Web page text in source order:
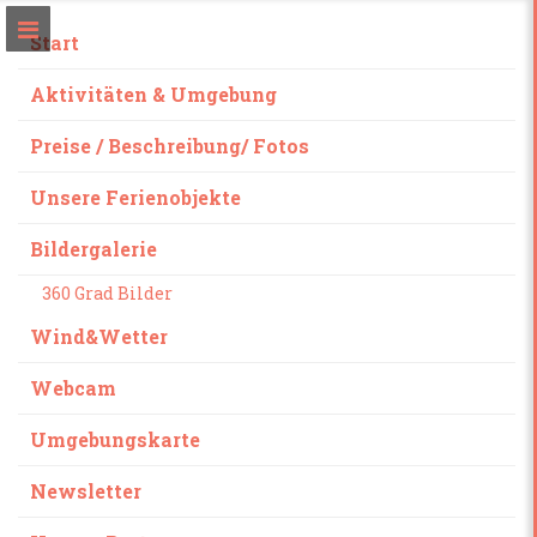
Start
Aktivitäten & Umgebung
Preise / Beschreibung/ Fotos
Unsere Ferienobjekte
Bildergalerie
360 Grad Bilder
Wind&Wetter
Webcam
Umgebungskarte
Newsletter